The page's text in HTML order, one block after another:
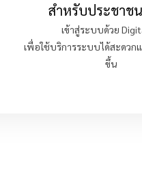
สำหรับประชาช
เข้าสู่ระบบด้วย
เพื่อใช้บริการระบบได้สะดวก
ขึ้น